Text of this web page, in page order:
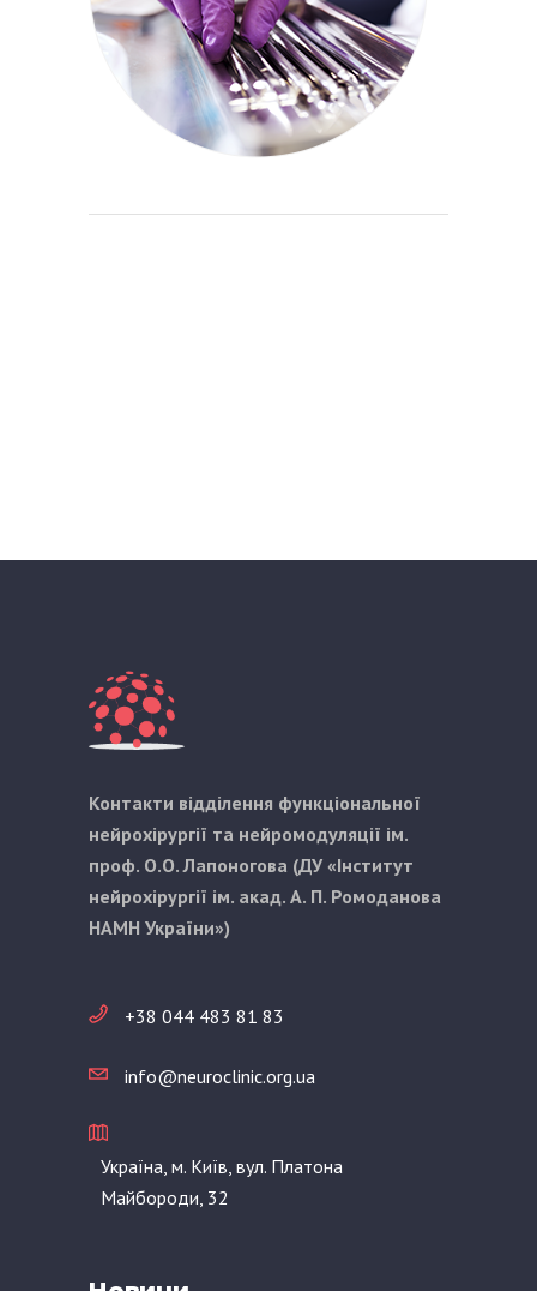
Контакти відділення функціональної
нейрохірургії та нейромодуляції ім.
проф. О.О. Лапоногова (ДУ «Інститут
нейрохірургії ім. акад. А. П. Ромоданова
НАМН України»)
+38 044 483 81 83
info@neuroclinic.org.ua
Україна, м. Київ, вул. Платона
Майбороди, 32